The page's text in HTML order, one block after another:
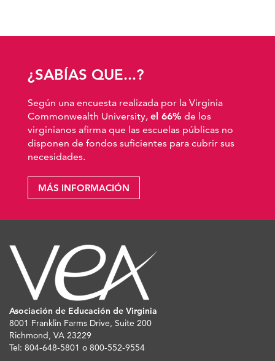
¿SABÍAS QUE...?
Según una encuesta realizada por la Virginia
Commonwealth University, el 66% de los
virginianos afirma que las escuelas públicas no
disponen de fondos suficientes para cubrir sus
necesidades.
MÁS INFORMACIÓN
Asociación de Educación de Virginia
8001 Franklin Farms Drive, Suite 200
Richmond, VA 23229
Tel: 804-648-5801 o 800-552-9554